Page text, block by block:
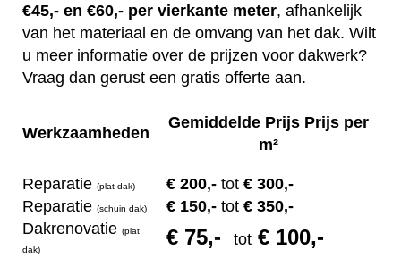
€45,- en €60,- per vierkante meter, afhankelijk
van het materiaal en de omvang van het dak. Wilt
u meer informatie over de prijzen voor dakwerk?
Vraag dan gerust een gratis offerte aan.
Werkzaamheden
Gemiddelde Prijs Prijs per
m²
Reparatie (plat dak) € 200,- tot € 300,-
Reparatie (schuin dak) € 150,- tot € 350,-
Dakrenovatie (plat
dak)
€ 75,- tot € 100,-